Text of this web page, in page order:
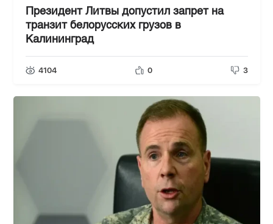
Президент Литвы допустил запрет на
транзит белорусских грузов в
Калининград
4104 0 3